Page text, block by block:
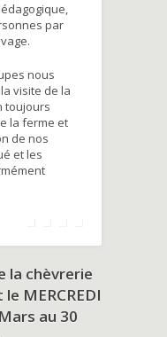
par
nous
visite de la
toujours
la ferme et
de nos
et les
la chèvrerie
MERCREDI
au 30